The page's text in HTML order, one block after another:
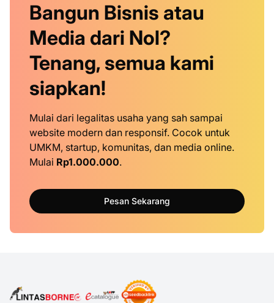
Bangun Bisnis atau
Media dari Nol?
Tenang, semua kami
siapkan!
Mulai dari legalitas usaha yang sah sampai
website modern dan responsif. Cocok untuk
UMKM, startup, komunitas, dan media online.
Mulai Rp1.000.000.
Pesan Sekarang